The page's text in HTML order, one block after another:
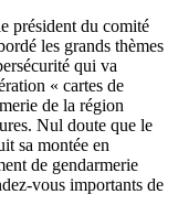
président du comité
les grands thèmes
qui va
« cartes de
de la région
Nul doute que le
sa montée en
de gendarmerie
vous importants de